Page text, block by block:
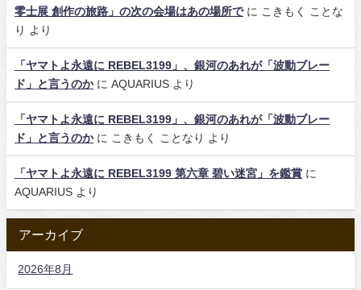
零士展 創作の旅路」の次の会場はあの場所でに
こきもく ことな
り
より
「ヤマトよ永遠に REBEL3199」、銀河のあれが「波動ブレー
ド」と言うのかに AQUARIUS より
「ヤマトよ永遠に REBEL3199」、銀河のあれが「波動ブレー
ド」と言うのかに こきもく ことなり より
「ヤマトよ永遠に REBEL3199 第六章 碧い迷宮」を鑑賞 に
AQUARIUS より
アーカイブ
2026年8月